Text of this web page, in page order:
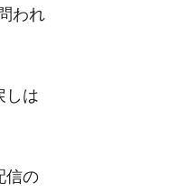
われ
しは
信の